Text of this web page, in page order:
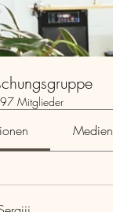
Mitglieder
Medien